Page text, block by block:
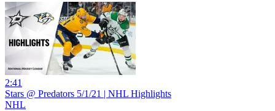
2:41
Stars @ Predators 5/1/21 | NHL Highlights
NHL